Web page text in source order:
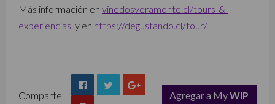
Más información en vinedosveramonte.cl/tours-&-
experiencias y en https://degustando.cl/tour/
Comparte Agregar a MyWIP